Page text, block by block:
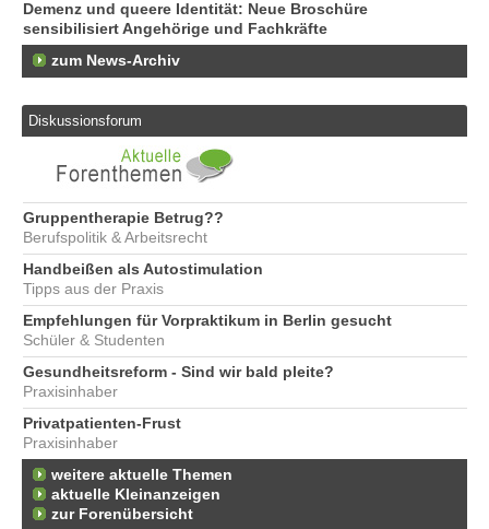
Demenz und queere Identität: Neue Broschüre
sensibilisiert Angehörige und Fachkräfte
zum News-Archiv
Diskussionsforum
Gruppentherapie Betrug??
Berufspolitik & Arbeitsrecht
Handbeißen als Autostimulation
Tipps aus der Praxis
Empfehlungen für Vorpraktikum in Berlin gesucht
Schüler & Studenten
Gesundheitsreform - Sind wir bald pleite?
Praxisinhaber
Privatpatienten-Frust
Praxisinhaber
weitere aktuelle Themen
aktuelle Kleinanzeigen
zur Forenübersicht